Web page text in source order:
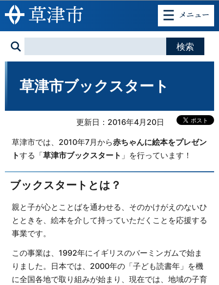
このページの本文へ移動
草津市ブックスタート
更新日：2016年4月20日
草津市では、2010年7月から赤ちゃんに絵本をプレゼン
トする「草津市ブックスタート 」を行っています！
ブックスタートとは？
親と子が心とことばを通わせる、そのかけがえのないひ
とときを、絵本を介して持っていただくことを応援する
事業です。
この事業は、1992年にイギリスのバーミンガムで始ま
りました。日本では、2000年の「子ども読書年」を機
に全国各地で取り組みが始まり、現在では、地域の子育